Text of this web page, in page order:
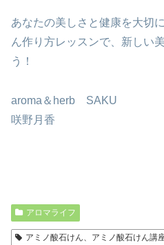
あなたの美しさと健康を大切
ん作り方レッスンで、新しい
う！
aroma＆herb SAKU
咲野月香
アロマライフ
アミノ酸石けん、アミノ酸石けん講